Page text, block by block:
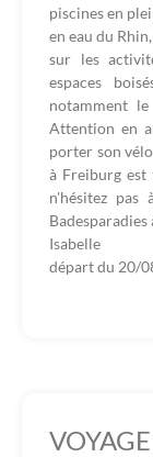
piscines en
en eau du
sur les
espaces
notamment
Attention en
porter son
à Freiburg est
n'hésitez
Badesparadies
Isabelle
départ du 20/